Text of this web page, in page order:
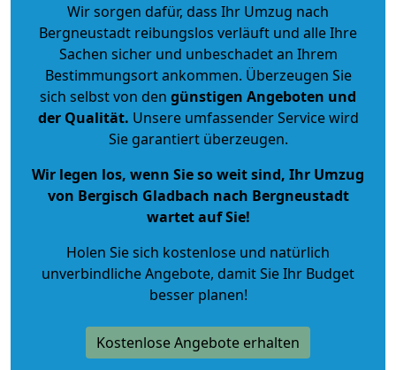
Wir sorgen dafür, dass Ihr Umzug nach
Bergneustadt reibungslos verläuft und alle Ihre
Sachen sicher und unbeschadet an Ihrem
Bestimmungsort ankommen. Überzeugen Sie
sich selbst von den günstigen Angeboten und
der Qualität. Unsere umfassender Service wird
Sie garantiert überzeugen.
Wir legen los, wenn Sie so weit sind, Ihr Umzug
von Bergisch Gladbach nach Bergneustadt
wartet auf Sie!
Holen Sie sich kostenlose und natürlich
unverbindliche Angebote, damit Sie Ihr Budget
besser planen!
Kostenlose Angebote erhalten